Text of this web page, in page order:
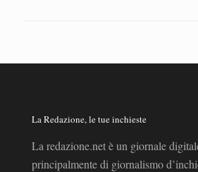
La Redazione, le tue inchieste
La redazione.net è un giornale
principalmente di giornalismo